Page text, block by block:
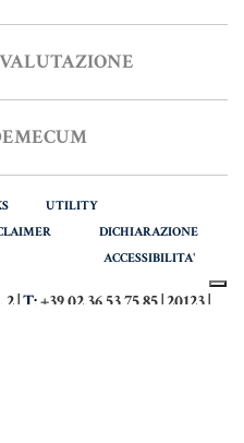
UTILITY
DICHIARAZIONE
ACCESSIBILITA'
|T:+39 02.36.53.75.85 | 20123 |